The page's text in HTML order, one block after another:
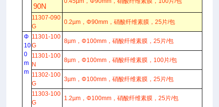
90N
11307-090
G
0.2µm，Φ90mm，硝酸纤维素膜，25片/包
Φ
10
0
m
m
11301-100
G
8µm，Φ100mm，硝酸纤维素膜，25片/包
11301-100
N
8µm，Φ100mm，硝酸纤维素膜，100片/包
11302-100
G
3µm，Φ100mm，硝酸纤维素膜，25片/包
11303-100
G
1.2µm，Φ100mm，硝酸纤维素膜，25片/包